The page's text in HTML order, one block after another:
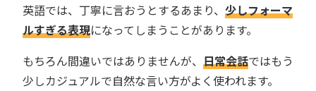
英語では、丁寧に言おうとするあまり、 少しフォーマ
ルすぎる表現になってしまうことがあります。
もちろん間違いではありませんが、 日常会話ではもう
少しカジュアルで自然な言い方がよく使われます。